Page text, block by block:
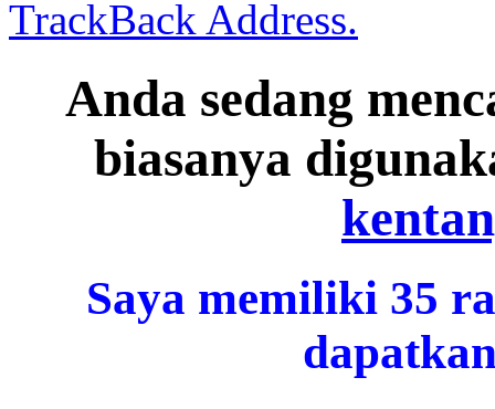
TrackBack Address.
Anda sedang
biasanya
Saya memiliki 35